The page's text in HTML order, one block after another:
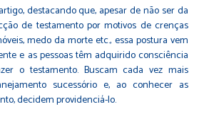
destacando que, apesar de não ser da
de testamento por motivos de crenças
medo da morte etc., essa postura vem
e as pessoas têm adquirido consciência
o testamento. Buscam cada vez mais
sucessório e, ao conhecer as
decidem providenciá-lo.